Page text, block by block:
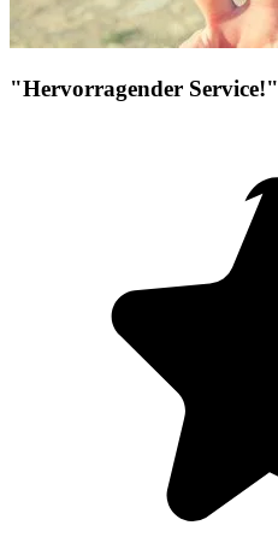
"Hervorragender Service!"